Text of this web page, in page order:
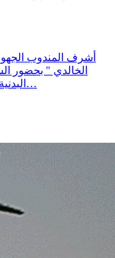
أشرف المندوب
الخالدي " بحضور
البدنية على جلسة عمل مع رئيس جمعية القوافل…